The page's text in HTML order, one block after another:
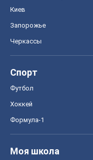
Киев
Запорожье
Черкассы
Спорт
Футбол
Хоккей
Формула-1
Моя школа